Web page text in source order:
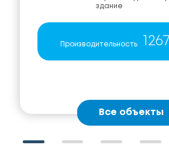
здание
Производительность
Все объекты